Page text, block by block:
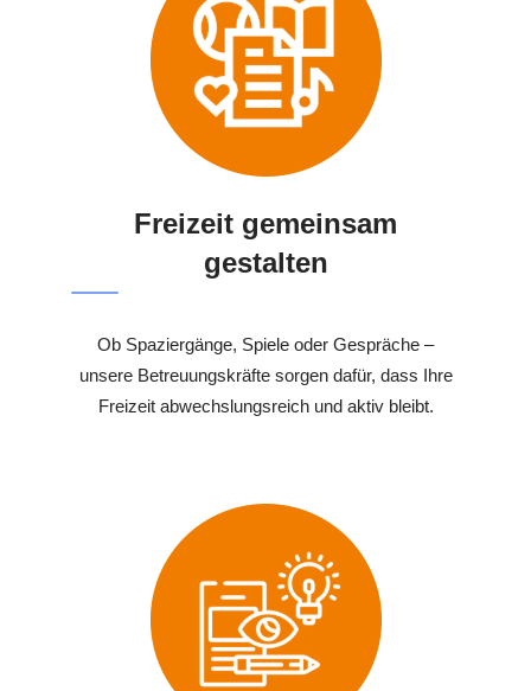
Freizeit gemeinsam
gestalten
Ob Spaziergänge, Spiele oder Gespräche –
unsere Betreuungskräfte sorgen dafür, dass Ihre
Freizeit abwechslungsreich und aktiv bleibt.